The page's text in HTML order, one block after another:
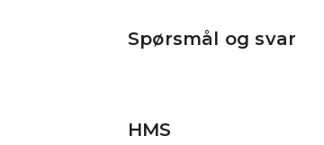
Spørsmål og svar
HMS